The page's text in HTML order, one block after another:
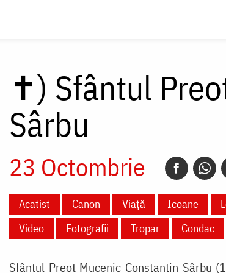
✝) Sfântul
Sârbu
23 Octombrie
Acatist Canon Viață Icoane
Video
Fotografii Tropar Condac
Sfântul Preot Mucenic Constantin